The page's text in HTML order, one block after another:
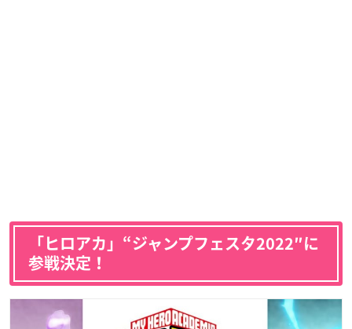
「ヒロアカ」“ジャンプフェスタ2022″に
参戦決定！